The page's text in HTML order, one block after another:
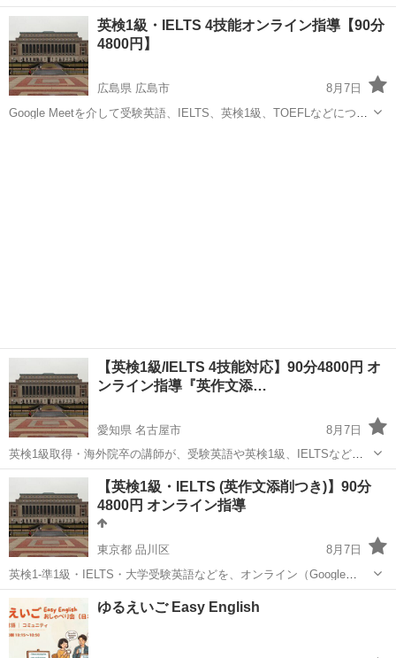
ら、英語力をぐんと伸ばします。週2回のペースで1年間みっちり学び
ましょう！レベルごとのクラスを用意しているので、ご自身にピッタ
リ合ったコースをお選びいただけます。
愛知 名古屋市 英会話
英検1級・IELTS 4技能オンライン指導【90分
4800円】
広島県 広島市
8月7日
Google Meetを介して受験英語、IELTS、英検1級、TOEFLなどについ
【英検1級/IELTS 4技能対応】90分4800円 オ
ンライン指導『英作文添…
愛知県 名古屋市
8月7日
英検1級取得・海外院卒の講師が、受験英語や英検1級、IELTSなどに
ついてGoogle MeetやTeamsを通じた個人レッスンを行なっておりま
共...
愛知 名古屋市 英語/基礎英語 1級
【英検1級・IELTS (英作文添削つき)】90分
4800円 オンライン指導
東京都 品川区
8月7日
英検1-準1級・IELTS・大学受験英語などを、オンライン（Google
Meetなど）で個別指導します。全国どこからでも受講可能です。 ■授
業内容の例 【授業例（90分）】 ・単語テスト (10分) ・英作文 ...
東京 品川区 英検
ゆるえいご Easy English